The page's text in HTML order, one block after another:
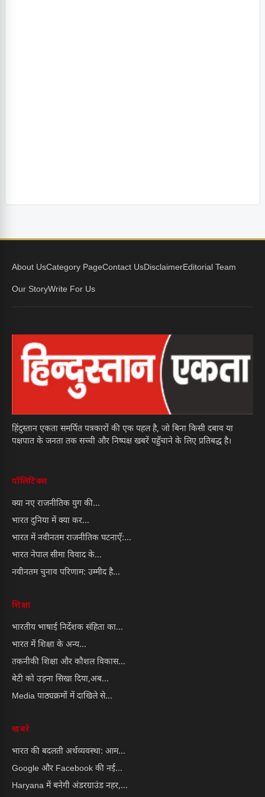
About UsCategory PageContact UsDisclaimerEditorial Team
Our StoryWrite For Us
हिंदुस्तान एकता समर्पित पत्रकारों की एक पहल है, जो बिना किसी दबाव या
पक्षपात के जनता तक सच्ची और निष्पक्ष खबरें पहुँचाने के लिए प्रतिबद्ध है।
पॉलिटिक्स
क्या नए राजनीतिक युग की...
भारत दुनिया में क्या कर...
भारत में नवीनतम राजनीतिक घटनाएँ:...
भारत नेपाल सीमा विवाद के...
नवीनतम चुनाव परिणाम: उम्मीद है...
शिक्षा
भारतीय भाषाई निर्देशक संहिता का...
भारत में शिक्षा के अन्य...
तकनीकी शिक्षा और कौशल विकास...
बेटी को उड़ना सिखा दिया,अब...
Media पाठ्यक्रमों में दाखिले से...
खबरें
भारत की बदलती अर्थव्यवस्था: आम...
Google और Facebook की नई...
Haryana में बनेगी अंडरग्राउंड नहर,...